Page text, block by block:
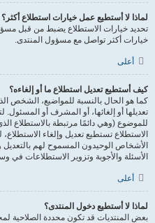
لماذا لا أستطيع عمل خيارات استطلاع أكثر؟
تحديد خيارات الاستطلاع يضبط من قبل
خيارات أكثر تواصل مع مسؤول المنتدى.
أعلى
كيف أستطيع تعديل استطلاع ما أو إلغاءه؟
كما هو الحال بالنسبة للمواضيع، الشخص
تعديلها أو إلغائها، أو المشرف أو
للموضوع (وهي دائمًا مرتبطة
الاستطلاع تستطيع تعديل وإلغاء
الأشخاص الوحيدون المسموح لهم بالتعديل
الأسئلة والأجوبة وتزوير الاستطلاعات في
أعلى
لماذا لا أستطيع دخول المنتدى؟
بعض المنتديات قد تكون محددة الصلاحية